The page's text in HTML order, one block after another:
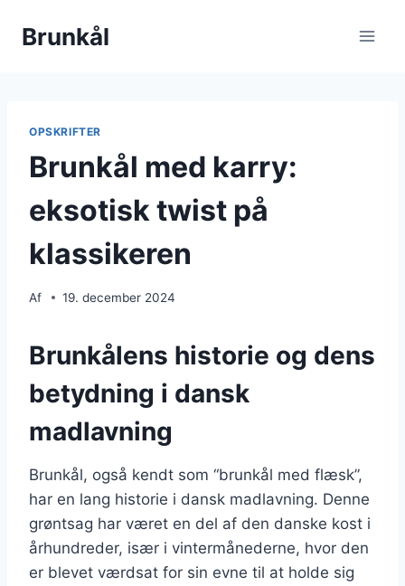
Brunkål
OPSKRIFTER
Brunkål med karry:
eksotisk twist på
klassikeren
Af 19. december 2024
Brunkålens historie og dens
betydning i dansk
madlavning
Brunkål, også kendt som “brunkål med flæsk”,
har en lang historie i dansk madlavning. Denne
grøntsag har været en del af den danske kost i
århundreder, især i vintermånederne, hvor den
er blevet værdsat for sin evne til at holde sig